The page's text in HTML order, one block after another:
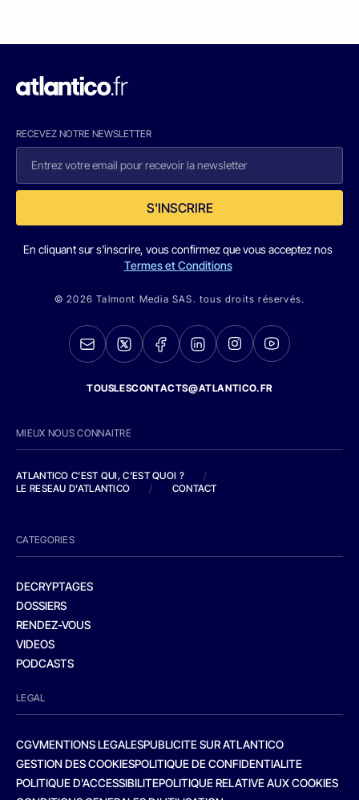
RECEVEZ NOTRE NEWSLETTER
S'INSCRIRE
En cliquant sur s'inscrire, vous confirmez que vous acceptez nos
Termes et Conditions
© 2026 Talmont Media SAS. tous droits réservés.
TOUSLESCONTACTS@ATLANTICO.FR
MIEUX NOUS CONNAITRE
ATLANTICO C'EST QUI, C'EST QUOI ?
/
LE RESEAU D'ATLANTICO
/ CONTACT
CATEGORIES
DECRYPTAGES
DOSSIERS
RENDEZ-VOUS
VIDEOS
PODCASTS
LEGAL
CGVMENTIONS LEGALESPUBLICITE SUR ATLANTICO
GESTION DES COOKIESPOLITIQUE DE CONFIDENTIALITE
POLITIQUE D’ACCESSIBILITEPOLITIQUE RELATIVE AUX COOKIES